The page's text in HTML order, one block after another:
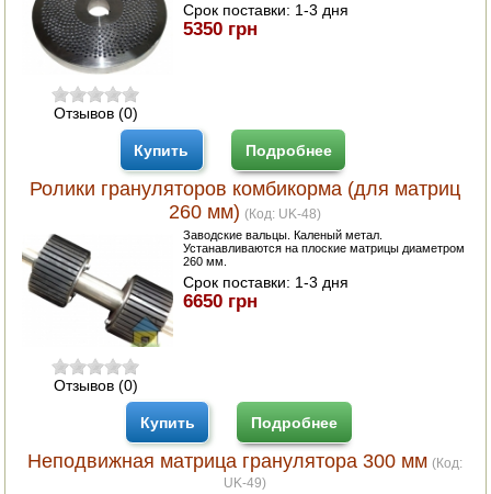
Отзывов (0)
Срок поставки: 1-3 дня
5350 грн
Купить Подробнее
Ролики грануляторов комбикорма (для матриц
260 мм) (Код: UK-48)
Отзывов (0)
Заводские вальцы. Каленый метал.
Устанавливаются на плоские матрицы диаметром
260 мм.
Срок поставки: 1-3 дня
6650 грн
Купить Подробнее
Неподвижная матрица гранулятора 300 мм (Код:
UK-49)